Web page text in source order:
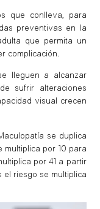
que conlleva, para
preventivas en la
que permita un
complicación.
lleguen a alcanzar
sufrir alteraciones
visual crecen
se duplica
por 10 para
por 41 a partir
riesgo se multiplica